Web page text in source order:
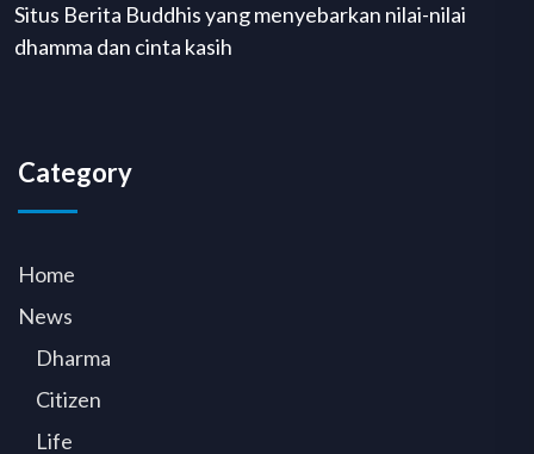
Situs Berita Buddhis yang menyebarkan nilai-nilai
dhamma dan cinta kasih
Category
Home
News
Dharma
Citizen
Life